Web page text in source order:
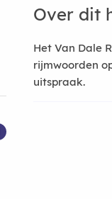
Over dit
Het Van Dale
rijmwoorden
uitspraak.